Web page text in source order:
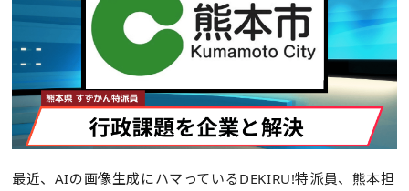
最近、AIの画像生成にハマっているDEKIRU!特派員、熊本担